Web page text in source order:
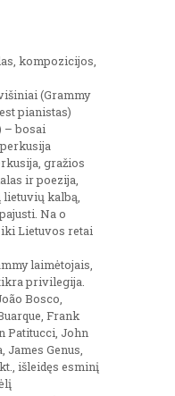
kompozicijos,
(Grammy
pianistas)
– bosai
gražios
ir poezija,
kalbą,
Na o
Lietuvos retai
laimėtojais,
privilegija.
Bosco,
Frank
Patitucci, John
James Genus,
išleidęs esminį